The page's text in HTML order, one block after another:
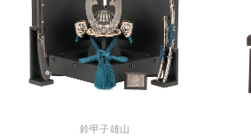
鈴甲子雄山